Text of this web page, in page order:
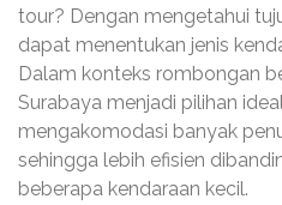
tour? Dengan mengetahui
dapat menentukan jenis
Dalam konteks rombongan
Surabaya menjadi pilihan
mengakomodasi banyak
sehingga lebih efisien
beberapa kendaraan kecil.